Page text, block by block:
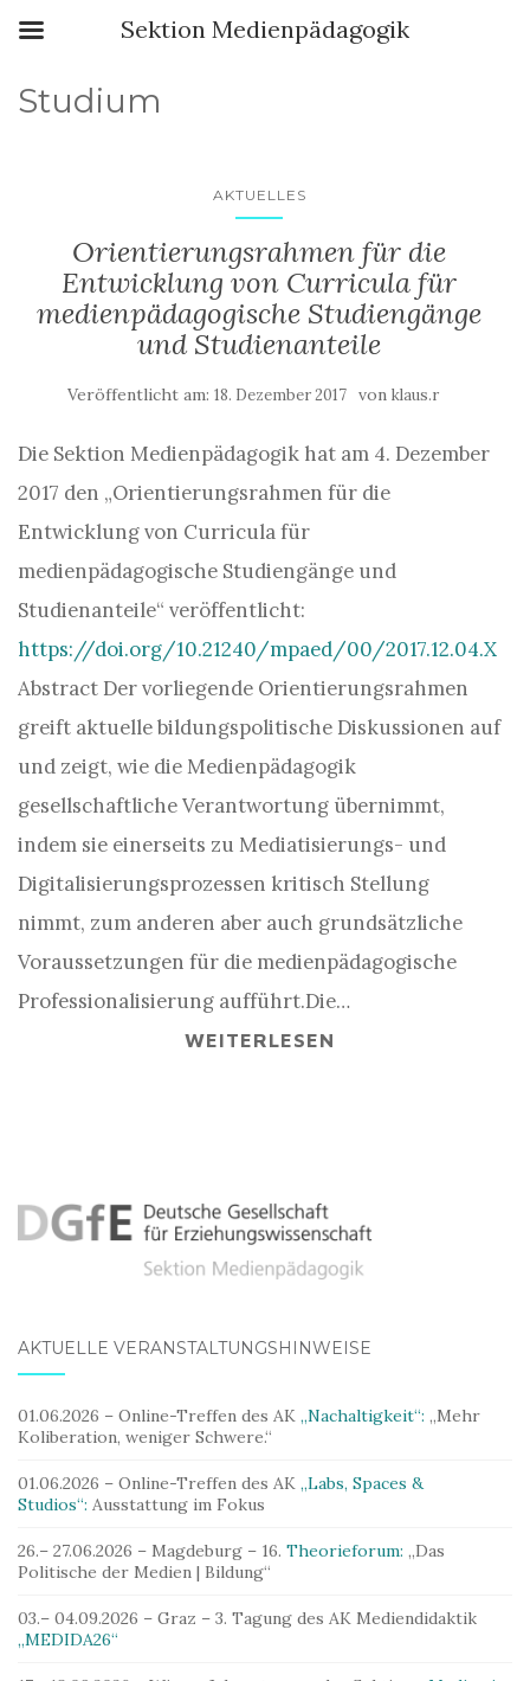
Studium
AKTUELLES
Orientierungsrahmen für die
Entwicklung von Curricula für
medienpädagogische Studiengänge
und Studienanteile
Veröffentlicht am: 18. Dezember 2017 von klaus.r
Die Sektion Medienpädagogik hat am 4. Dezember
2017 den „Orientierungsrahmen für die
Entwicklung von Curricula für
medienpädagogische Studiengänge und
Studienanteile“ veröffentlicht:
https://doi.org/10.21240/mpaed/00/2017.12.04.X
Abstract Der vorliegende Orientierungsrahmen
greift aktuelle bildungspolitische Diskussionen auf
und zeigt, wie die Medienpädagogik
gesellschaftliche Verantwortung übernimmt,
indem sie einerseits zu Mediatisierungs- und
Digitalisierungsprozessen kritisch Stellung
nimmt, zum anderen aber auch grundsätzliche
Voraussetzungen für die medienpädagogische
Professionalisierung aufführt.Die…
WEITERLESEN
AKTUELLE VERANSTALTUNGSHINWEISE
01.06.2026 – Online-Treffen des AK „Nachaltigkeit“: „Mehr
Koliberation, weniger Schwere.“
01.06.2026 – Online-Treffen des AK „Labs, Spaces &
Studios“: Ausstattung im Fokus
26.– 27.06.2026 – Magdeburg – 16. Theorieforum: „Das
Politische der Medien | Bildung“
03.– 04.09.2026 – Graz – 3. Tagung des AK Mediendidaktik
„MEDIDA26“
Sektion Medienpädagogik